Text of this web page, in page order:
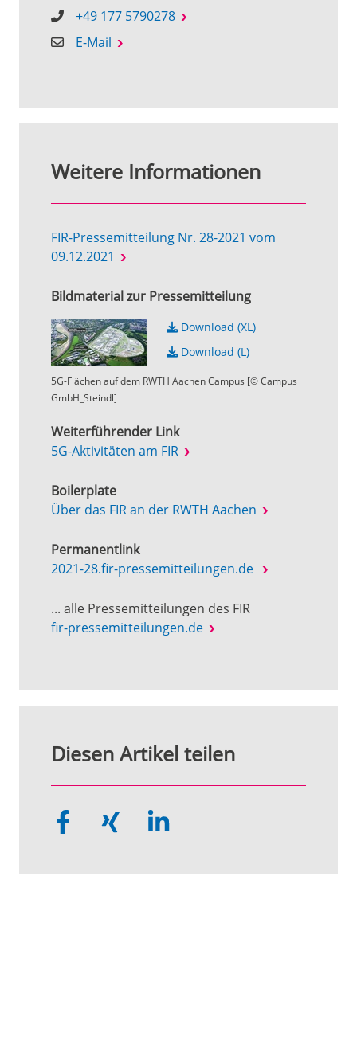
+49 177 5790278
E-Mail
Weitere Informationen
FIR-Pressemitteilung Nr. 28-2021 vom
09.12.2021
Bildmaterial zur Pressemitteilung
Download (XL)
Download (L)
5G-Flächen auf dem RWTH Aachen Campus [© Campus
GmbH_Steindl]
Weiterführender Link
5G-Aktivitäten am FIR
Boilerplate
Über das FIR an der RWTH Aachen
Permanentlink
2021-28.fir-pressemitteilungen.de
... alle Pressemitteilungen des FIR
fir-pressemitteilungen.de
Diesen Artikel teilen